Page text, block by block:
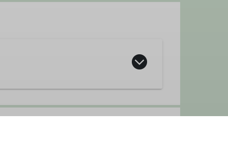
Wir sind dieFlotten Fürther